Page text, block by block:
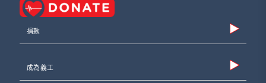
捐款
成為義工